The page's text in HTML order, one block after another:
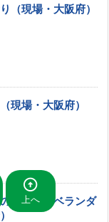
（現場・大阪府）
現場・大阪府）
雨漏り・ベランダ

上へ